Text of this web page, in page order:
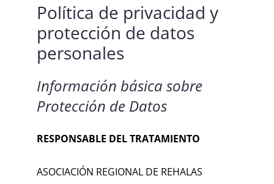
Política de privacidad y
protección de datos
personales
Información básica sobre
Protección de Datos
RESPONSABLE DEL TRATAMIENTO
ASOCIACIÓN REGIONAL DE REHALAS